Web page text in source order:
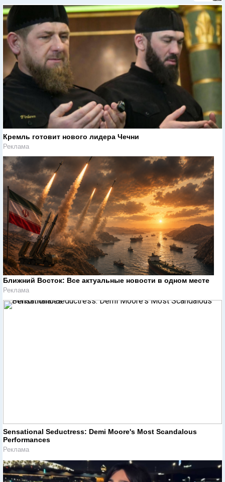
Кремль готовит нового лидера Чечни
Реклама
Ближний Восток: Все актуальные новости в одном месте
Реклама
Sensational Seductress: Demi Moore's Most Scandalous
Performances
Реклама